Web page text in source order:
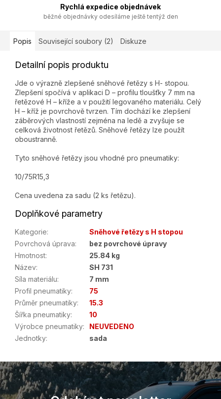
Rychlá expedice objednávek
běžné objednávky odesíláme ještě tentýž den
Popis Související soubory (2) Diskuze
Detailní popis produktu
Jde o výrazně zlepšené sněhové řetězy s H- stopou.
Zlepšení spočívá v aplikaci D – profilu tloušťky 7 mm na
řetězové H – kříže a v použití legovaného materiálu. Celý
H – kříž je povrchově tvrzen. Tím dochází ke zlepšení
záběrových vlastností zejména na ledě a zvyšuje se
celková životnost řetězů. Sněhové řetězy lze použít
oboustranně.
Tyto sněhové řetězy jsou vhodné pro pneumatiky:
10/75R15,3
Cena uvedena za sadu (2 ks řetězu).
Doplňkové parametry
Kategorie:
Sněhové řetězy s H stopou
Povrchová úprava:
bez povrchové úpravy
Hmotnost:
25.84 kg
Název:
SH 731
Síla materiálu:
7 mm
Profil pneumatiky:
75
Průměr pneumatiky:
15.3
Šířka pneumatiky:
10
Výrobce pneumatiky:
NEUVEDENO
Jednotky: sada
Z
á
p